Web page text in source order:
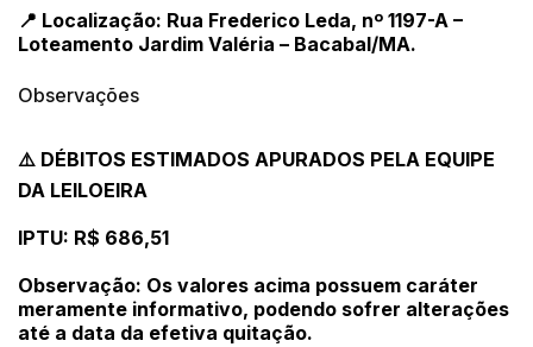
📍 Localização: Rua Frederico Leda, nº 1197-A –
Loteamento Jardim Valéria – Bacabal/MA.
Observações
⚠️ DÉBITOS ESTIMADOS APURADOS PELA EQUIPE
DA LEILOEIRA
IPTU: R$ 686,51
Observação: Os valores acima possuem caráter
meramente informativo, podendo sofrer alterações
até a data da efetiva quitação.
Envie sua Proposta
Histórico de Propostas
14/04/2025 18:43:11 TIAGOFELIPE R$ 1,00
14/04/2025 18:43:11
Clique aqui para fazer login
Habilite-se para efetuar lances ou
propostas